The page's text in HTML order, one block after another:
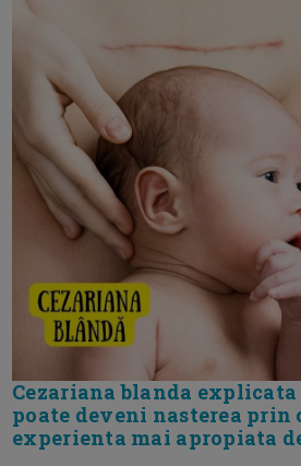
Cezariana blanda explicata
poate deveni nasterea prin
experienta mai apropiata